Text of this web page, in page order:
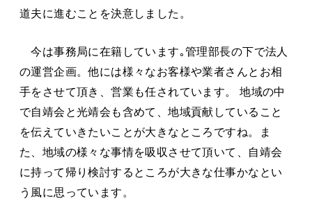
道夫に進むことを決意しました。
今は事務局に在籍しています｡管理部長の下で法人
の運営企画。他には様々なお客様や業者さんとお相
手をさせて頂き、営業も任されています。 地域の中
で自靖会と光靖会も含めて、地域貢献していること
を伝えていきたいことが大きなところですね。ま
た、地域の様々な事情を吸収させて頂いて、自靖会
に持って帰り検討するところが大きな仕事かなとい
う風に思っています。